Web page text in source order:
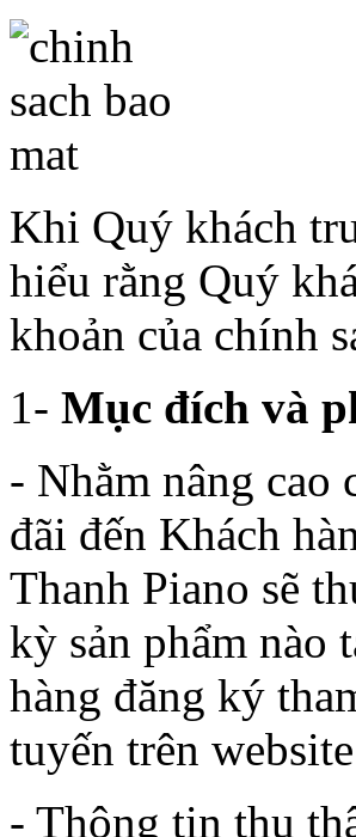
Khi Quý khách
hiểu rằng Quý
khoản của chính
1- Mục đích và
- Nhằm nâng
đãi đến Khách
Thanh Piano sẽ
kỳ sản phẩm nào
hàng đăng ký
tuyến trên
- Thông tin thu